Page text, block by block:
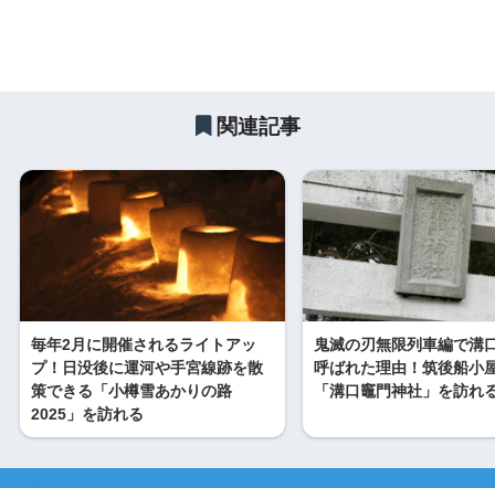
関連記事
毎年2月に開催されるライトアッ
プ！日没後に運河や手宮線跡を散
策できる「小樽雪あかりの路
2025」を訪れる
鬼滅の刃無限列車編で溝
呼ばれた理由！筑後船小
「溝口竈門神社」を訪れ